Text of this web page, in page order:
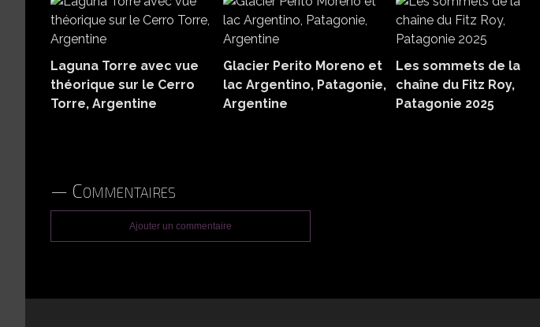
Laguna Torre avec vue
théorique sur le Cerro
Torre, Argentine
Glacier Perito Moreno et
lac Argentino, Patagonie,
Argentine
Les sommets de la
chaîne du Fitz Roy,
Patagonie 2025
Commentaires
Ajouter un commentaire